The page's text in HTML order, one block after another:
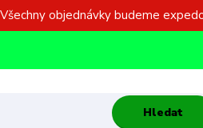
objednávky budeme
Hledat